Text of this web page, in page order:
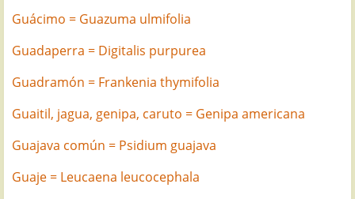
Guácimo = Guazuma ulmifolia
Guadaperra = Digitalis purpurea
Guadramón = Frankenia thymifolia
Guaitil, jagua, genipa, caruto = Genipa americana
Guajava común = Psidium guajava
Guaje = Leucaena leucocephala